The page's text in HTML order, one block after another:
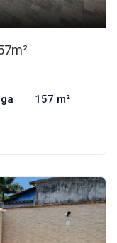
157 m²